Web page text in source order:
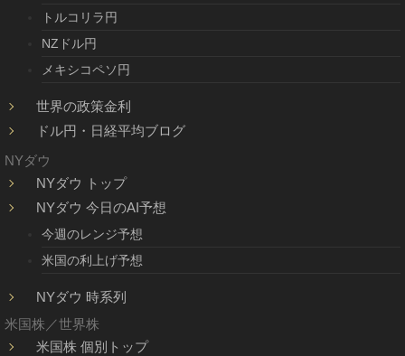
トルコリラ円
NZドル円
メキシコペソ円
世界の政策金利
ドル円・日経平均ブログ
NYダウ
NYダウ トップ
NYダウ 今日のAI予想
今週のレンジ予想
米国の利上げ予想
NYダウ 時系列
米国株／世界株
米国株 個別トップ